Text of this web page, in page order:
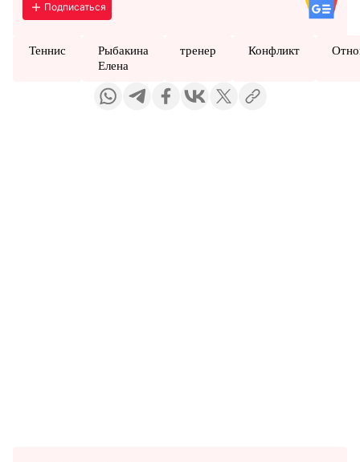
Подписаться
Теннис
Рыбакина
Елена
тренер Конфликт